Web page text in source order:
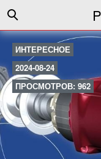
ИНТЕРЕСНОЕ
2024-08-24
ПРОСМОТРОВ: 962